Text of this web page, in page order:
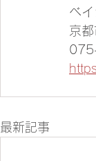
ベ
京
最新記事